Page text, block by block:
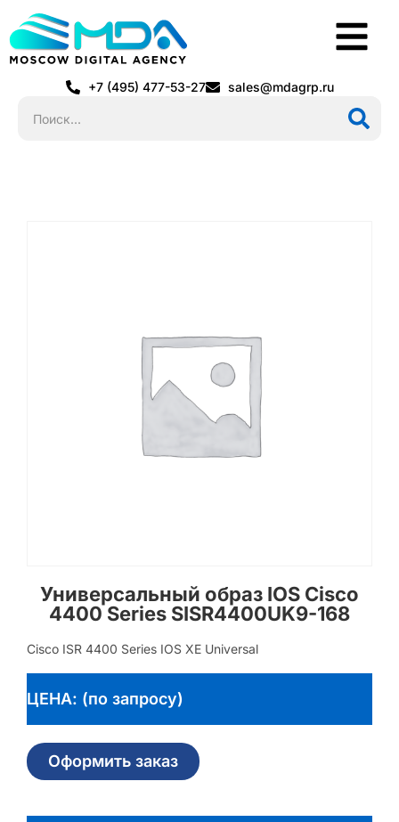
+7 (495) 477-53-27 sales@mdagrp.ru
Универсальный образ IOS Cisco
4400 Series SISR4400UK9-168
Cisco ISR 4400 Series IOS XE Universal
ЦЕНА: (по запросу)
Оформить заказ